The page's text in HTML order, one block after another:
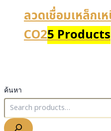
ค้นหา
ลวดเชื่อมเหล็กเ
CO25 Products